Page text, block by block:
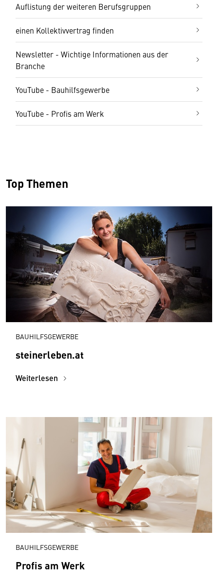
Auflistung der weiteren Berufsgruppen
einen Kollektivvertrag finden
Newsletter - Wichtige Informationen aus der
Branche
YouTube - Bauhilfsgewerbe
YouTube - Profis am Werk
Top Themen
BAUHILFSGEWERBE
steinerleben.at
Weiterlesen
BAUHILFSGEWERBE
Profis am Werk